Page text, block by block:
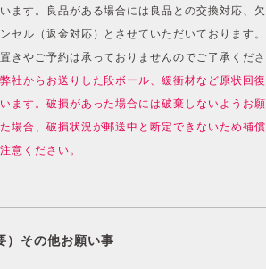
ます。良品がある場合には良品との交換対応、
セル（返金対応）とさせていただいております
きやご予約は承っておりませんのでご了承くださ
社からお送りした段ボール、緩衝材など原状回
ます。破損があった場合には破棄しないようお願
場合、破損状況が郵送中と断定できないため補
意ください。
その他お願い事